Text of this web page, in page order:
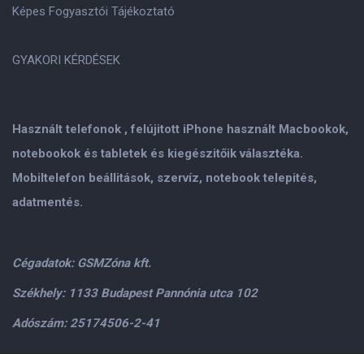
Használt telefonok , felújitott iPhone használt Macbookok,
notebookok és tabletek és kiegészitőik választéka.
Mobiltelefon beállitások, szervíz, notebook telepités,
adatmentés.
Cégadatok: GSMZóna kft.
Székhely: 1133 Budapest Pannónia utca 102
Adószám: 25174506-2-41
Képes Fogyasztói Tájékoztató
GYAKORI KÉRDÉSEK